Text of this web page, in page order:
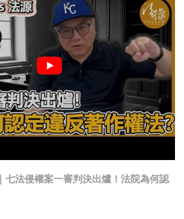
七法侵權案一審判決出爐！法院為何認